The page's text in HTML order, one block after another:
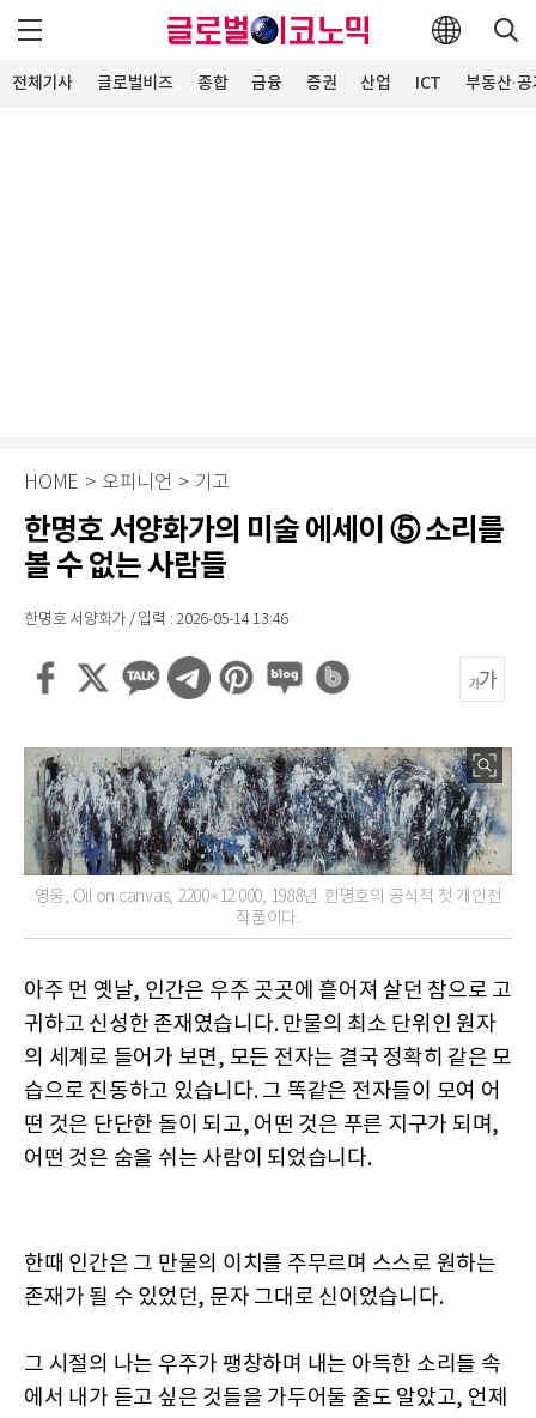
전체기사 글로벌비즈 종합 금융 증권 산업 ICT 부동산·
HOME > 오피니언 > 기고
한명호 서양화가의 미술 에세이 ⑤ 소리를
볼 수 없는 사람들
한명호 서양화가 / 입력 : 2026-05-14 13:46
영웅, Oil on canvas, 2200×12.000, 1988년. 한명호의 공식적 첫 개인전
작품이다.
아주 먼 옛날, 인간은 우주 곳곳에 흩어져 살던 참으로 고
귀하고 신성한 존재였습니다. 만물의 최소 단위인 원자
의 세계로 들어가 보면, 모든 전자는 결국 정확히 같은 모
습으로 진동하고 있습니다. 그 똑같은 전자들이 모여 어
떤 것은 단단한 돌이 되고, 어떤 것은 푸른 지구가 되며,
어떤 것은 숨을 쉬는 사람이 되었습니다.
한때 인간은 그 만물의 이치를 주무르며 스스로 원하는
존재가 될 수 있었던, 문자 그대로 신이었습니다.
그 시절의 나는 우주가 팽창하며 내는 아득한 소리들 속
에서 내가 듣고 싶은 것들을 가두어둘 줄도 알았고, 언제